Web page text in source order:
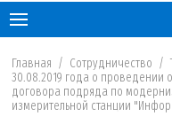
Главная / Сотрудничество /
30.08.2019 года о проведении
договора подряда по
измерительной станции